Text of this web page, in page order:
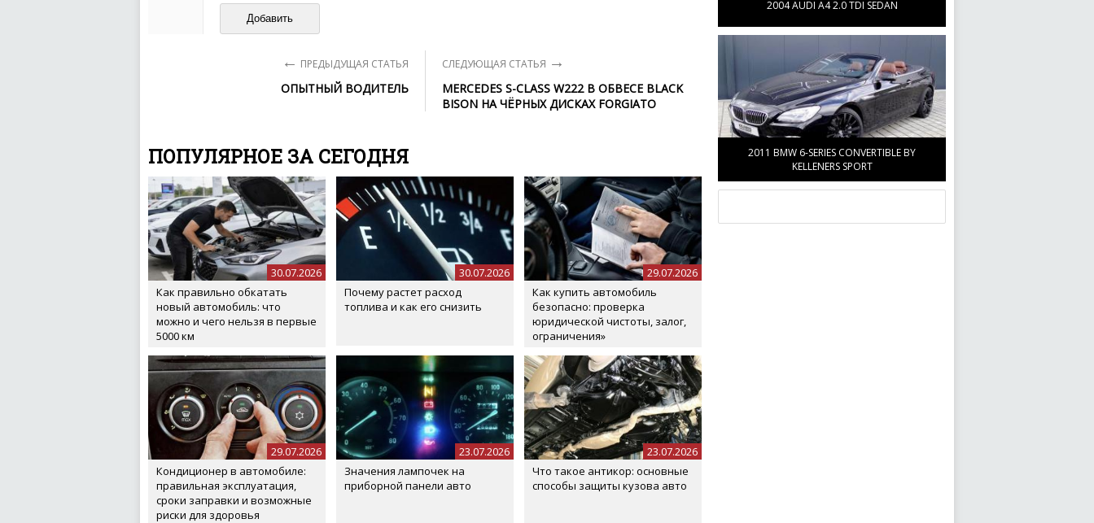
И запаситесь терпением, все комментарии публикуются только после модерации, поэтому
ваш отзыв может появиться на сайте с некоторым опозданием.
← ПРЕДЫДУЩАЯ СТАТЬЯ
ОПЫТНЫЙ ВОДИТЕЛЬ
СЛЕДУЮЩАЯ СТАТЬЯ →
MERCEDES S-CLASS W222 В ОБВЕСЕ BLACK
BISON НА ЧЁРНЫХ ДИСКАХ FORGIATO
ПОПУЛЯРНОЕ ЗА СЕГОДНЯ
Как правильно обкатать
новый автомобиль: что
можно и чего нельзя в первые
5000 км
30.07.2026
Почему растет расход
топлива и как его снизить
30.07.2026
Как купить автомобиль
безопасно: проверка
юридической чистоты, залог,
ограничения»
29.07.2026
Кондиционер в автомобиле:
правильная эксплуатация,
сроки заправки и возможные
риски для здоровья
29.07.2026
Значения лампочек на
приборной панели авто
23.07.2026
Что такое антикор: основные
способы защиты кузова авто
23.07.2026
2004 AUDI A4 2.0 TDI SEDAN
2011 BMW 6-SERIES CONVERTIBLE BY
KELLENERS SPORT